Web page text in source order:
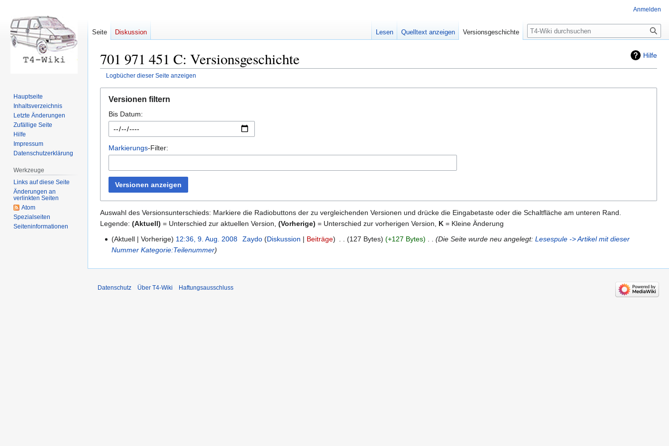
Hilfe
701 971 451 C: Versionsgeschichte
Logbücher dieser Seite anzeigen
Navigation
springen
Suche
springen
Versionen filtern
Bis Datum:
Markierungs-Filter:
Versionen anzeigen
Auswahl des Versionsunterschieds: Markiere die Radiobuttons der zu vergleichenden Versionen und drücke die Eingabetaste oder die Schaltfläche am unteren Rand.
Legende: (Aktuell) = Unterschied zur aktuellen Version, (Vorherige) = Unterschied zur vorherigen Version, K = Kleine Änderung
9.
August
Aktuell Vorherige 12:36, 9. Aug. 2008 Zaydo Diskussion Beiträge 127 Bytes +127 Bytes Die Seite wurde neu angelegt: Lesespule -> Artikel mit dieser
Nummer Kategorie:Teilenummer
Anmelden
Seite Diskussion Lesen Quelltext anzeigen Versionsgeschichte Suche
Hauptseite
Inhaltsverzeichnis
Letzte Änderungen
Zufällige Seite
Hilfe
Impressum
Datenschutzerklärung
Werkzeuge
Links auf diese Seite
Änderungen an
verlinkten Seiten
Atom
Spezialseiten
Seiten­informationen
Datenschutz Über T4-Wiki Haftungsausschluss